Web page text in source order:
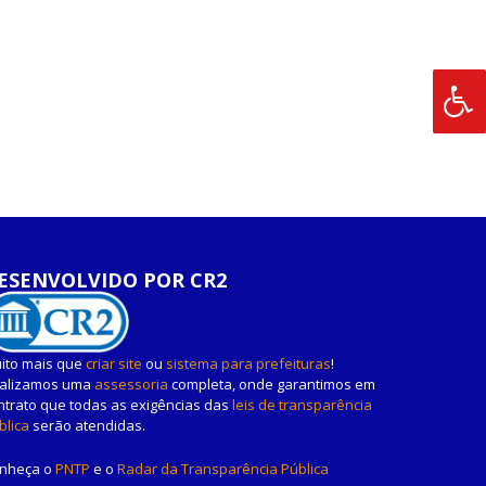
POR CR2
mais que criar site ou sistema para prefeituras!
uma assessoria completa, onde garantimos em
que todas as exigências das leis de transparência
serão atendidas.
o PNTP e o Radar da Transparência Pública